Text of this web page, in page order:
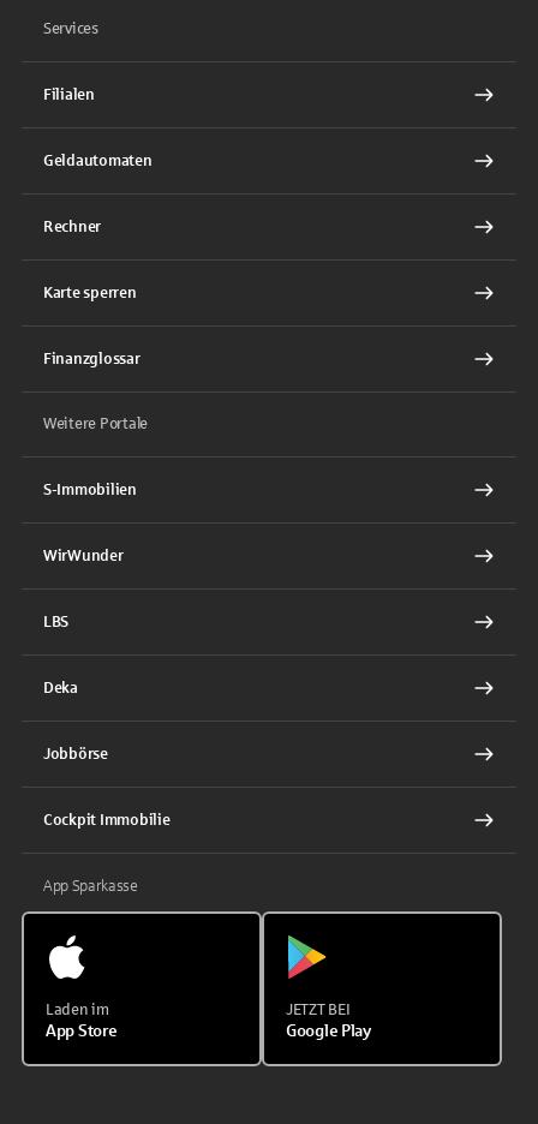
Services
Filialen
Geldautomaten
Rechner
Karte sperren
Finanzglossar
Weitere Portale
S-Immobilien
WirWunder
LBS
Deka
Jobbörse
Cockpit Immobilie
App Sparkasse
Laden im
App Store
JETZT BEI
Google Play